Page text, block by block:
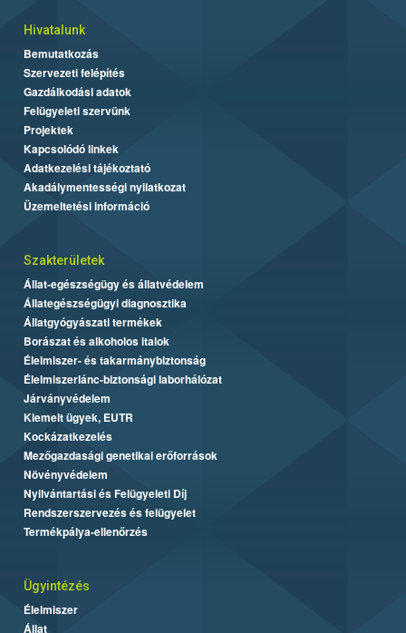
Hivatalunk
Bemutatkozás
Szervezeti felépítés
Gazdálkodási adatok
Felügyeleti szervünk
Projektek
Kapcsolódó linkek
Adatkezelési tájékoztató
Akadálymentességi nyilatkozat
Üzemeltetési információ
Szakterületek
Állat-egészségügy és állatvédelem
Állategészségügyi diagnosztika
Állatgyógyászati termékek
Borászat és alkoholos italok
Élelmiszer- és takarmánybiztonság
Élelmiszerlánc-biztonsági laborhálózat
Járványvédelem
Kiemelt ügyek, EUTR
Kockázatkezelés
Mezőgazdasági genetikai erőforrások
Növényvédelem
Nyilvántartási és Felügyeleti Díj
Rendszerszervezés és felügyelet
Termékpálya-ellenőrzés
Ügyintézés
Élelmiszer
Állat